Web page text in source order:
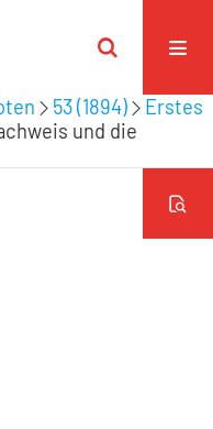
53 (1894)
Erstes
und die